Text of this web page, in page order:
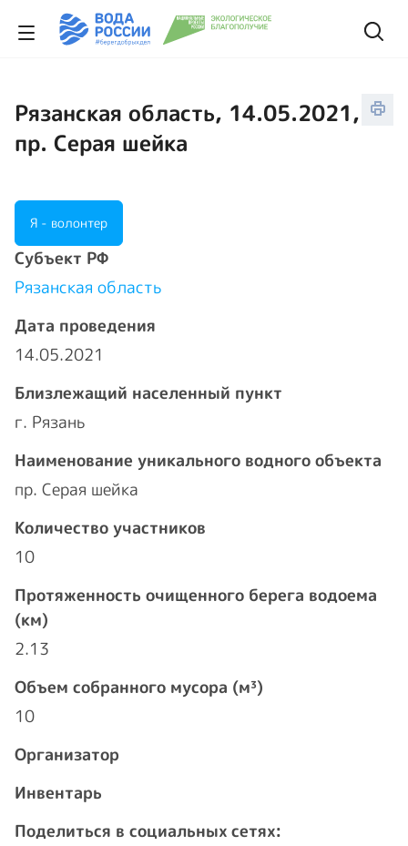
Рязанская область, 14.05.2021,
пр. Серая шейка
Я - волонтер
Cубъект РФ
Рязанская область
Дата проведения
14.05.2021
Близлежащий населенный пункт
г. Рязань
Наименование уникального водного объекта
пр. Серая шейка
Количество участников
10
Протяженность очищенного берега водоема
(км)
2.13
Объем собранного мусора (м³)
10
Организатор
Инвентарь
Поделиться в социальных сетях: